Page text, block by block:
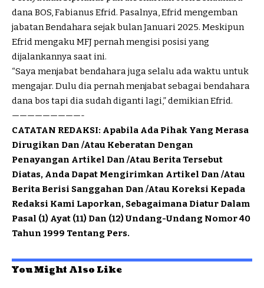
dana BOS, Fabianus Efrid. Pasalnya, Efrid mengemban
jabatan Bendahara sejak bulan Januari 2025. Meskipun
Efrid mengaku MFJ pernah mengisi posisi yang
dijalankannya saat ini.
“Saya menjabat bendahara juga selalu ada waktu untuk
mengajar. Dulu dia pernah menjabat sebagai bendahara
dana bos tapi dia sudah diganti lagi,” demikian Efrid.
—————————-
CATATAN REDAKSI: Apabila Ada Pihak Yang Merasa
Dirugikan Dan /Atau Keberatan Dengan
Penayangan Artikel Dan /Atau Berita Tersebut
Diatas, Anda Dapat Mengirimkan Artikel Dan /Atau
Berita Berisi Sanggahan Dan /Atau Koreksi Kepada
Redaksi Kami Laporkan, Sebagaimana Diatur Dalam
Pasal (1) Ayat (11) Dan (12) Undang-Undang Nomor 40
Tahun 1999 Tentang Pers.
You Might Also Like